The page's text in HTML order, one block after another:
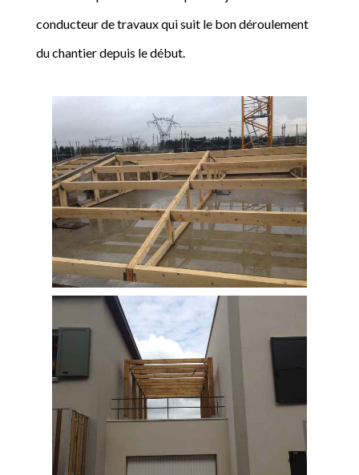
conducteur de travaux qui suit le bon déroulement
du chantier depuis le début.